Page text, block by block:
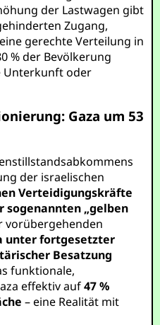
der Lastwagen gibt
Zugang,
gerechte Verteilung in
% der Bevölkerung
Unterkunft oder
Gaza um 53
der israelischen
Verteidigungskräfte
sogenannten „gelben
vorübergehenden
unter fortgesetzter
Besatzung
funktionale,
effektiv auf47 %
– eine Realität mit